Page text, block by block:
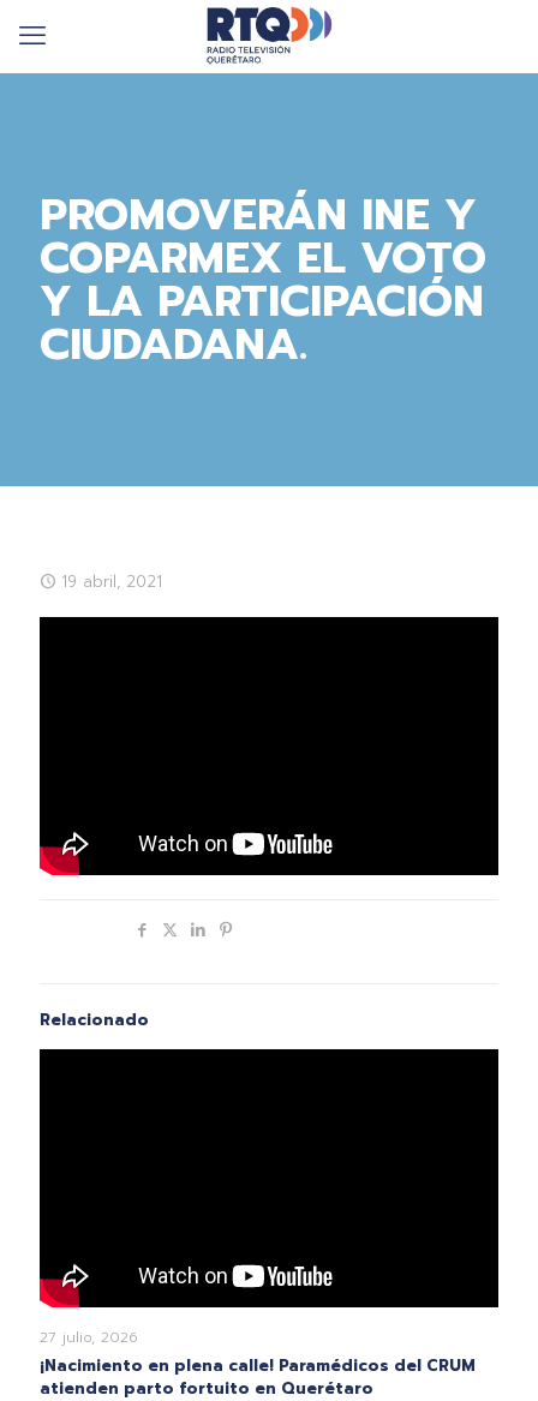
PROMOVERÁN INE Y
COPARMEX EL VOTO
Y LA PARTICIPACIÓN
CIUDADANA.
19 abril, 2021
Relacionado
27 julio, 2026
¡Nacimiento en plena calle! Paramédicos del CRUM
atienden parto fortuito en Querétaro